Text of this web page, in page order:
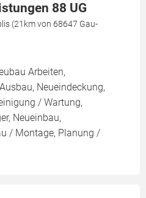
88 UG
(21km von 68647 Gau-
Arbeiten,
Neueindeckung,
/ Wartung,
Neueinbau,
/ Montage, Planung /